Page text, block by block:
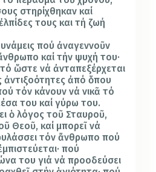
στηρίχθηκαν καί
λπίδες τους και τή ζωή
πούἀναγεννοῦν
νθρωπο καί τήν ψυχή του·
ὥστε νάἀνταπεξέρχεται
ἀντιξοότητεςἀπόὅπου
τόν κάνουν νά νικᾶ τό
του καί γύρω του.
ὁ λόγος τοῦ Σταυροῦ,
ῦ Θεοῦ, καί μπορεῖ νά
τόνἄνθρωπο πού
μπιστεύεται· πού
του γιά νά προοδεύσει